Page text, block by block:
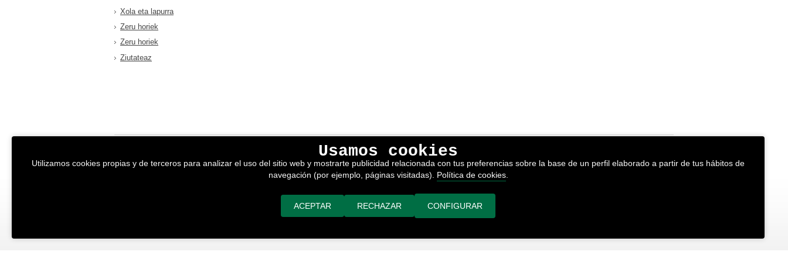
Xola eta lapurra
Zeru horiek
Zeru horiek
Ziutateaz
Tolosa etorbidea 107.
Aviso legal y política de privacidad
Política de Cookies
Condiciones generales de venta
Usamos cookies
Utilizamos cookies propias y de terceros para analizar el uso del sitio web y mostrarte publicidad relacionada con tus preferencias sobre la base de un perfil elaborado a partir de tus hábitos de
navegación (por ejemplo, páginas visitadas). Política de cookies.
CONFIGURAR
RECHAZAR
ACEPTAR